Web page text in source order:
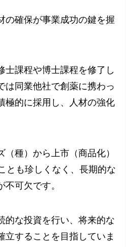
の確保が事業成功の鍵を握
士課程や博士課程を修了し
は同業他社で創薬に携わっ
極的に採用し、人材の強化
（種）から上市（商品化）
とも珍しくなく、長期的な
可欠です。
的な投資を行い、将来的な
立することを目指していま